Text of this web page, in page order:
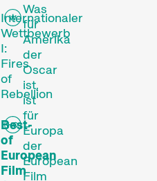
Internationaler
Wettbewerb
I:
Fires
of
Rebellion
Best-
of
European
Film
Was
für
Amerika
der
Oscar
ist,
ist
für
Europa
der
European
Film